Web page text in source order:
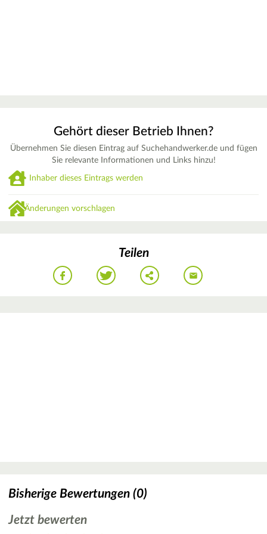
Gehört dieser Betrieb Ihnen?
Übernehmen Sie diesen Eintrag auf Suchehandwerker.de und fügen
Sie relevante Informationen und Links hinzu!
Inhaber dieses Eintrags werden
Änderungen vorschlagen
Teilen
Bisherige Bewertungen (0)
Jetzt bewerten